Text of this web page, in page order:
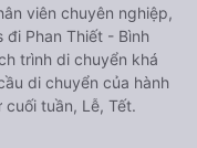
viên chuyên nghiệp,
đi Phan Thiết - Bình
trình di chuyển khá
di chuyển của hành
tuần, Lễ, Tết.